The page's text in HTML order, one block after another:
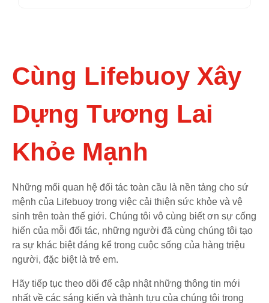
Cùng Lifebuoy Xây
Dựng Tương Lai
Khỏe Mạnh
Những mối quan hệ đối tác toàn cầu là nền tảng cho sứ
mệnh của Lifebuoy trong việc cải thiện sức khỏe và vệ
sinh trên toàn thế giới. Chúng tôi vô cùng biết ơn sự cống
hiến của mỗi đối tác, những người đã cùng chúng tôi tạo
ra sự khác biệt đáng kể trong cuộc sống của hàng triệu
người, đặc biệt là trẻ em.
Hãy tiếp tục theo dõi để cập nhật những thông tin mới
nhất về các sáng kiến và thành tựu của chúng tôi trong